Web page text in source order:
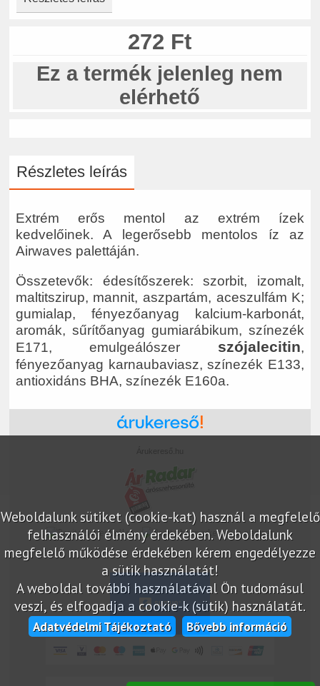
272 Ft
Ez a termék jelenleg nem
elérhető
Részletes leírás
Extrém erős mentol az extrém ízek
kedvelőinek. A legerősebb mentolos íz az
Airwaves palettáján.
Összetevők: édesítőszerek: szorbit, izomalt,
maltitszirup, mannit, aszpartám, aceszulfám K;
gumialap, fényezőanyag kalcium-karbonát,
aromák, sűrítőanyag gumiarábikum, színezék
E171, emulgeálószer szójalecitin,
fényezőanyag karnaubaviasz, színezék E133,
antioxidáns BHA, színezék E160a.
Weboldalunk sütiket (cookie-kat) használ a megfelelő
felhasználói élmény érdekében. Weboldalunk
megfelelő működése érdekében kérem engedélyezze
a sütik használatát!
A weboldal további használatával Ön tudomásul
veszi, és elfogadja a cookie-k (sütik) használatát.
Adatvédelmi Tájékoztató Bővebb információ
marketplace partner